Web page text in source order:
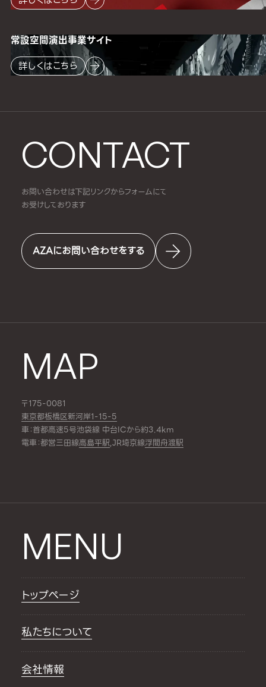
CONTACT
お問い合わせは下記リンクからフォームにて
お受けしております
AZAにお問い合わせをする
MAP
〒175-0081
東京都板橋区新河岸1-15-5
車：首都高速5号池袋線 中台ICから約3.4km
電車：都営三田線高島平駅,JR埼京線浮間舟渡駅
常設空間演出事業サイト
詳しくはこちら
MENU
トップページ
私たちについて
会社情報